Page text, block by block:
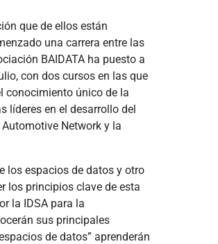
que de ellos están
una carrera entre las
BAIDATA ha puesto a
con dos cursos en las que
conocimiento único de la
líderes en el desarrollo del
Network y la
los espacios de datos y otro
los principios clave de esta
la IDSA para la
sus principales
de datos” aprenderán